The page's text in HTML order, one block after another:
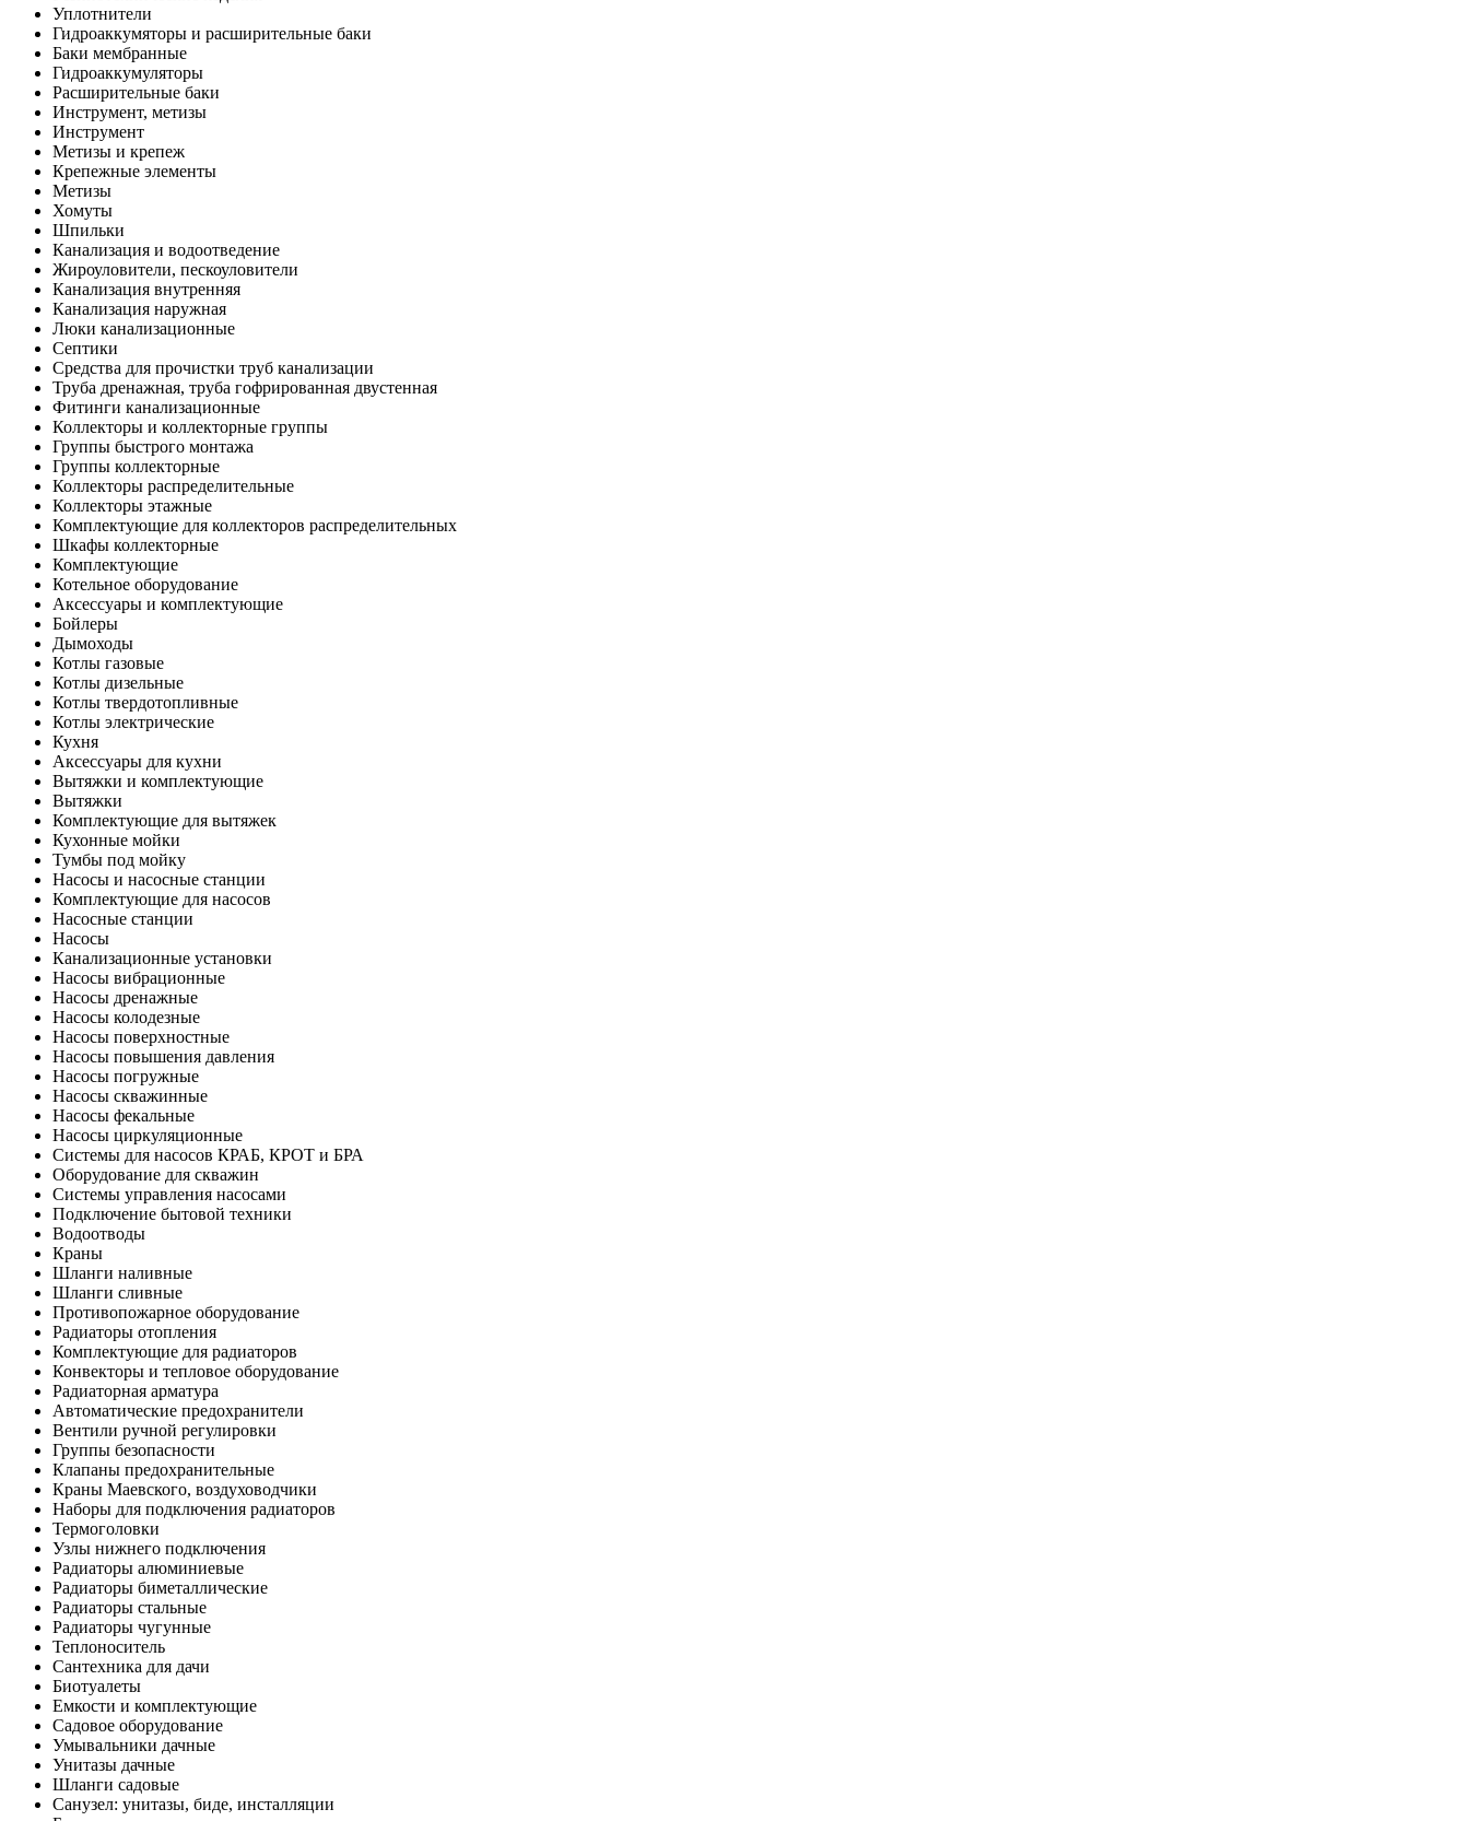
Уплотнители
Гидроаккумяторы и расширительные баки
Баки мембранные
Гидроаккумуляторы
Расширительные баки
Инструмент, метизы
Инструмент
Метизы и крепеж
Крепежные элементы
Метизы
Хомуты
Шпильки
Канализация и водоотведение
Жироуловители, пескоуловители
Канализация внутренняя
Канализация наружная
Люки канализационные
Септики
Средства для прочистки труб канализации
Труба дренажная, труба гофрированная двустенная
Фитинги канализационные
Коллекторы и коллекторные группы
Группы быстрого монтажа
Группы коллекторные
Коллекторы распределительные
Коллекторы этажные
Комплектующие для коллекторов распределительных
Шкафы коллекторные
Комплектующие
Котельное оборудование
Аксессуары и комплектующие
Бойлеры
Дымоходы
Котлы газовые
Котлы дизельные
Котлы твердотопливные
Котлы электрические
Кухня
Аксессуары для кухни
Вытяжки и комплектующие
Вытяжки
Комплектующие для вытяжек
Кухонные мойки
Тумбы под мойку
Насосы и насосные станции
Комплектующие для насосов
Насосные станции
Насосы
Канализационные установки
Насосы вибрационные
Насосы дренажные
Насосы колодезные
Насосы поверхностные
Насосы повышения давления
Насосы погружные
Насосы скважинные
Насосы фекальные
Насосы циркуляционные
Системы для насосов КРАБ, КРОТ и БРА
Оборудование для скважин
Системы управления насосами
Подключение бытовой техники
Водоотводы
Краны
Шланги наливные
Шланги сливные
Противопожарное оборудование
Радиаторы отопления
Комплектующие для радиаторов
Конвекторы и тепловое оборудование
Радиаторная арматура
Автоматические предохранители
Вентили ручной регулировки
Группы безопасности
Клапаны предохранительные
Краны Маевского, воздуховодчики
Наборы для подключения радиаторов
Термоголовки
Узлы нижнего подключения
Радиаторы алюминиевые
Радиаторы биметаллические
Радиаторы стальные
Радиаторы чугунные
Теплоноситель
Сантехника для дачи
Биотуалеты
Емкости и комплектующие
Садовое оборудование
Умывальники дачные
Унитазы дачные
Шланги садовые
Санузел: унитазы, биде, инсталляции